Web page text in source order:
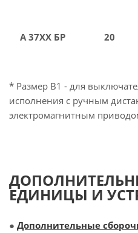
А 37ХХ БР 20
* Размер В1 - для
исполнения с ручным
электромагнитным
ЕДИНИЦЫ И
● Дополнительные